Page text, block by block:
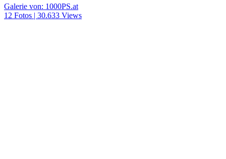
Galerie von: 1000PS.at
12 Fotos | 30.633 Views